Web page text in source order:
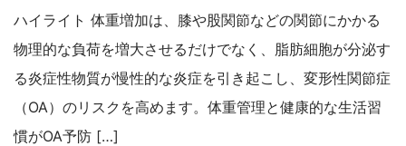
ハイライト 体重増加は、膝や股関節などの関節にかかる
物理的な負荷を増大させるだけでなく、脂肪細胞が分泌す
る炎症性物質が慢性的な炎症を引き起こし、変形性関節症
（OA）のリスクを高めます。体重管理と健康的な生活習
慣がOA予防 […]